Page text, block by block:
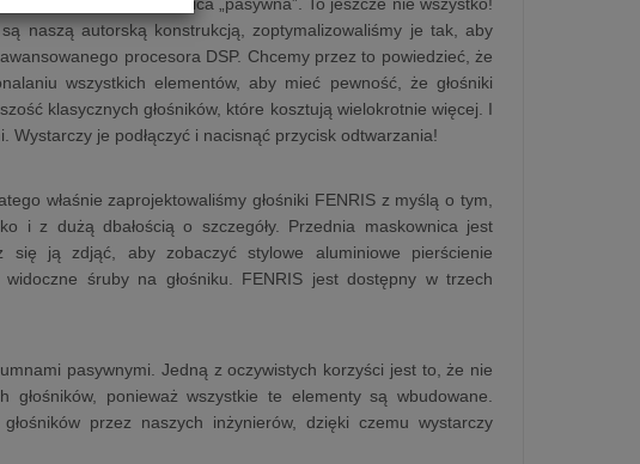
naszą autorską konstrukcją, zoptymalizowaliśmy je tak, aby
procesora DSP. Chcemy przez to powiedzieć, że
wszystkich elementów, aby mieć pewność, że głośniki
klasycznych głośników, które kosztują wielokrotnie więcej. I
je podłączyć i nacisnąć przycisk odtwarzania!
właśnie zaprojektowaliśmy głośniki FENRIS z myślą o tym,
i z dużą dbałością o szczegóły. Przednia maskownica jest
się ją zdjąć, aby zobaczyć stylowe aluminiowe pierścienie
śruby na głośniku. FENRIS jest dostępny w trzech
pasywnymi. Jedną z oczywistych korzyści jest to, że nie
ponieważ wszystkie te elementy są wbudowane.
przez naszych inżynierów, dzięki czemu wystarczy